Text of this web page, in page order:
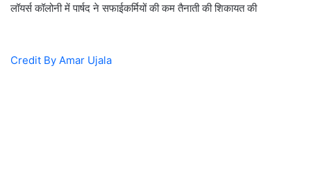
लॉयर्स कॉलोनी में पार्षद ने सफाईकर्मियों की कम तैनाती की शिकायत की
Credit By Amar Ujala